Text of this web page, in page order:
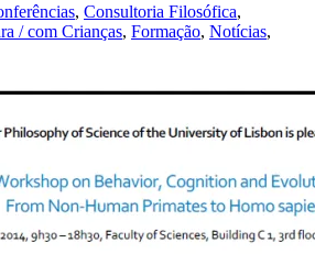
, Consultoria Filosófica,
/ com Crianças, Formação, Notícias,